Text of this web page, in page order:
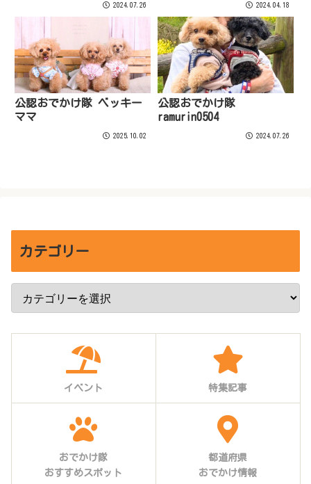
2024.07.26 2024.04.18
公認おでかけ隊 ベッキー
ママ
2025.10.02
公認おでかけ隊
ramurin0504
2024.07.26
カテゴリー
イベント 特集記事
おでかけ隊
おすすめスポット
都道府県
おでかけ情報